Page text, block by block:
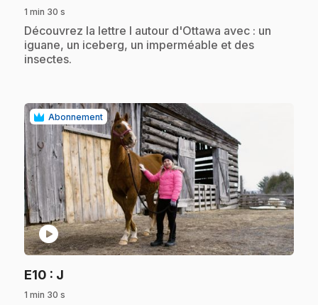
1 min 30 s
.Découvrez la lettre I autour d'Ottawa avec : un
iguane, un iceberg, un imperméable et des
insectes.
Abonnement
play_circle
E10 : J
1 min 30 s